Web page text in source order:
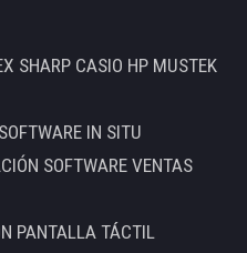
SHARP CASIO HP MUSTEK
IN SITU
SOFTWARE VENTAS
PANTALLA TÁCTIL